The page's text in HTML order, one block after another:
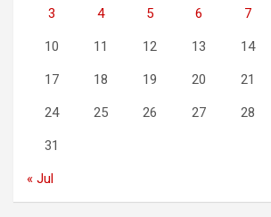
3 4 5 6 7
10 11 12 13 14
17 18 19 20 21
24 25 26 27 28
31
« Jul